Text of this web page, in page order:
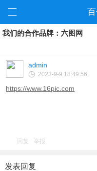
我们的合作品牌：六图网
admin
2023-9-9 18:49:56
https://www.16pic.com
回复 举报
发表回复